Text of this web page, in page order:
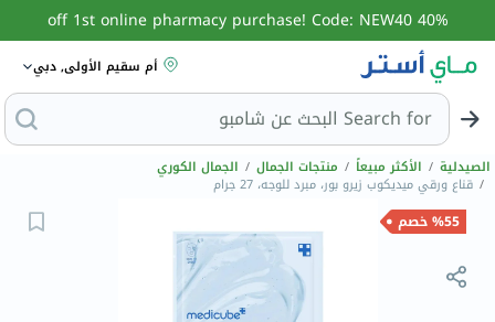
40% off 1st online pharmacy purchase! Code: NEW40
أم سقيم الأولى, دبي
Search for البحث
الصيدلية / الأكثر مبيعاً / منتجات الجمال / الجمال الكوري
/ قناع ورقي ميديكوب زيرو بور، مبرد للوجه، 27 جرام
%55 خصم